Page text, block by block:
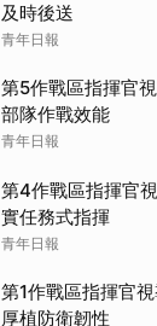
及時後送
青年日報
第5作戰區指揮官
部隊作戰效能
青年日報
第4作戰區指揮官
實任務式指揮
青年日報
第1作戰區指揮官
厚植防衛韌性